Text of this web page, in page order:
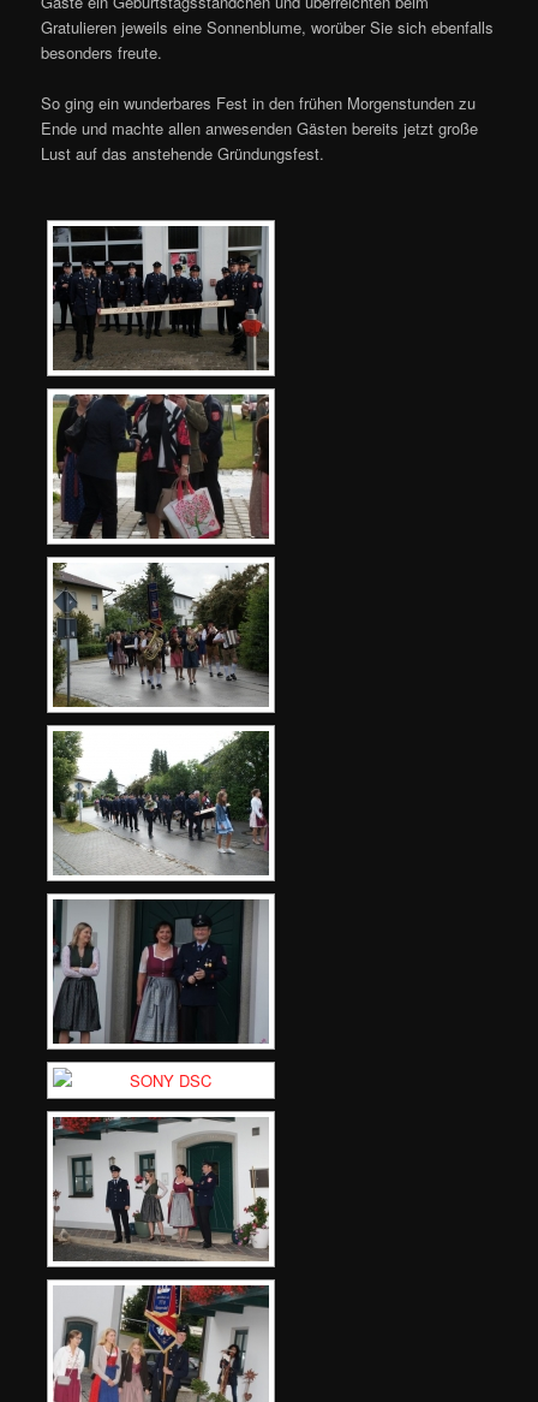
Gratulieren jeweils eine Sonnenblume, worüber Sie sich ebenfalls
besonders freute.
So ging ein wunderbares Fest in den frühen Morgenstunden zu
Ende und machte allen anwesenden Gästen bereits jetzt große
Lust auf das anstehende Gründungsfest.